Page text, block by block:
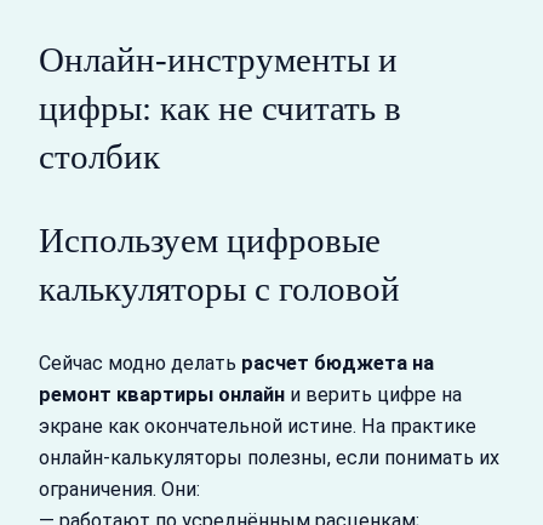
Онлайн‑инструменты и
цифры: как не считать в
столбик
Используем цифровые
калькуляторы с головой
Сейчас модно делать расчет бюджета на
ремонт квартиры онлайн и верить цифре на
экране как окончательной истине. На практике
онлайн‑калькуляторы полезны, если понимать их
ограничения. Они: